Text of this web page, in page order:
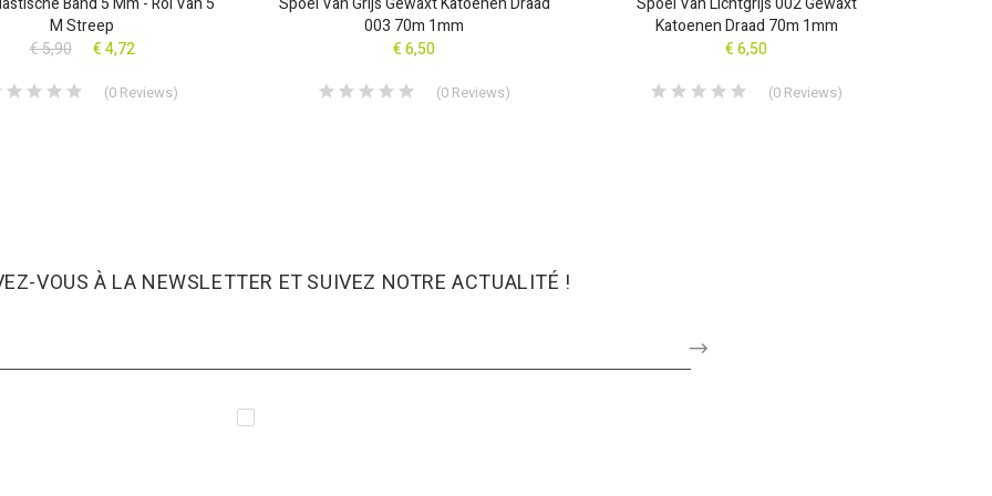
M Streep
€ 5,90
€ 4,72
(0 Reviews)
003 70m 1mm
€ 6,50
(0 Reviews)
Katoenen Draad 70m 1mm
€ 6,50
(0 Reviews)
VOUS À LA NEWSLETTER ET SUIVEZ NOTRE ACTUALITÉ !